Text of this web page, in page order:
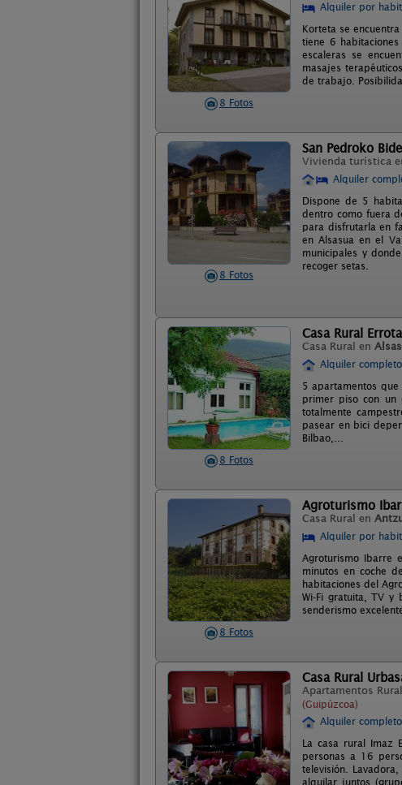
8 Fotos
Alquiler por
Korteta se
tiene 6
escaleras se
masajes
de trabajo.
8 Fotos
San Pedroko
Vivienda turística
Alquiler
Dispone de 5
dentro como fuera
para disfrutarla en
en Alsasua en el
municipales y
recoger setas.
8 Fotos
Casa Rural
Casa Rural en
Alquiler completo
5 apartamentos
primer piso con un
totalmente
pasear en bici
Bilbao,...
8 Fotos
Agroturismo
Casa Rural en
Alquiler por
Agroturismo Ibarre
minutos en coche
habitaciones del
Wi-Fi gratuita, TV y
senderismo
Casa Rural
Apartamentos
(Guipúzcoa)
Alquiler completo
La casa rural Imaz
personas a 16
televisión.
alquilar juntos